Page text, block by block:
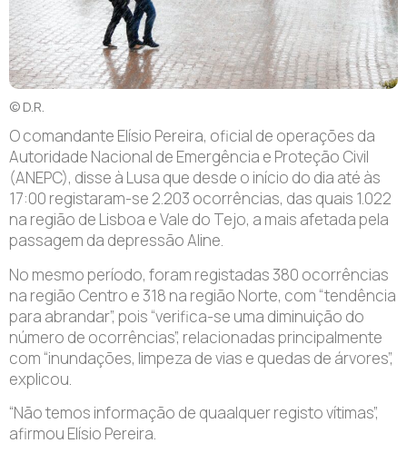
© D.R.
O comandante Elísio Pereira, oficial de operações da
Autoridade Nacional de Emergência e Proteção Civil
(ANEPC), disse à Lusa que desde o início do dia até às
17:00 registaram-se 2.203 ocorrências, das quais 1.022
na região de Lisboa e Vale do Tejo, a mais afetada pela
passagem da depressão Aline.
No mesmo período, foram registadas 380 ocorrências
na região Centro e 318 na região Norte, com “tendência
para abrandar”, pois “verifica-se uma diminuição do
número de ocorrências”, relacionadas principalmente
com “inundações, limpeza de vias e quedas de árvores”,
explicou.
“Não temos informação de quaalquer registo vítimas”,
afirmou Elísio Pereira.